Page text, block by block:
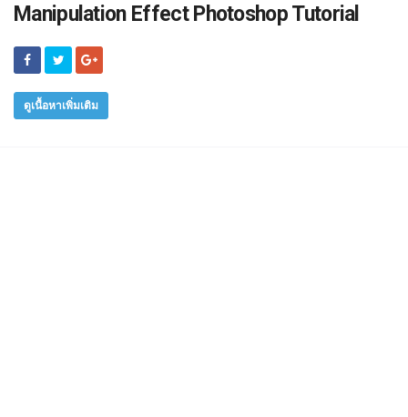
Manipulation Effect Photoshop Tutorial
ดูเนื้อหาเพิ่มเติม